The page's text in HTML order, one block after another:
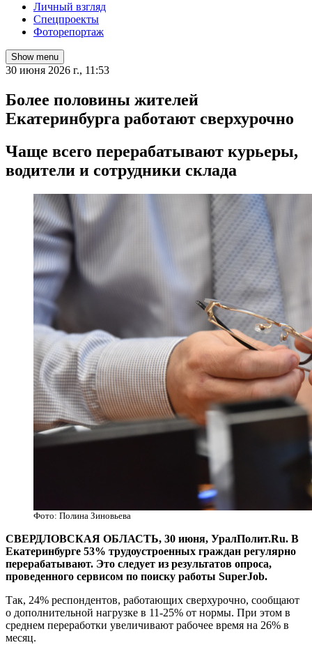
Личный взгляд
Спецпроекты
Фоторепортаж
Show menu
30 июня 2026 г., 11:53
Более половины жителей
Екатеринбурга работают сверхурочно
Чаще всего перерабатывают курьеры,
водители и сотрудники склада
Фото: Полина Зиновьева
СВЕРДЛОВСКАЯ ОБЛАСТЬ, 30 июня, УралПолит.Ru. В
Екатеринбурге 53% трудоустроенных граждан регулярно
перерабатывают. Это следует из результатов опроса,
проведенного сервисом по поиску работы SuperJob.
Так, 24% респондентов, работающих сверхурочно, сообщают
о дополнительной нагрузке в 11-25% от нормы. При этом в
среднем переработки увеличивают рабочее время на 26% в
месяц.